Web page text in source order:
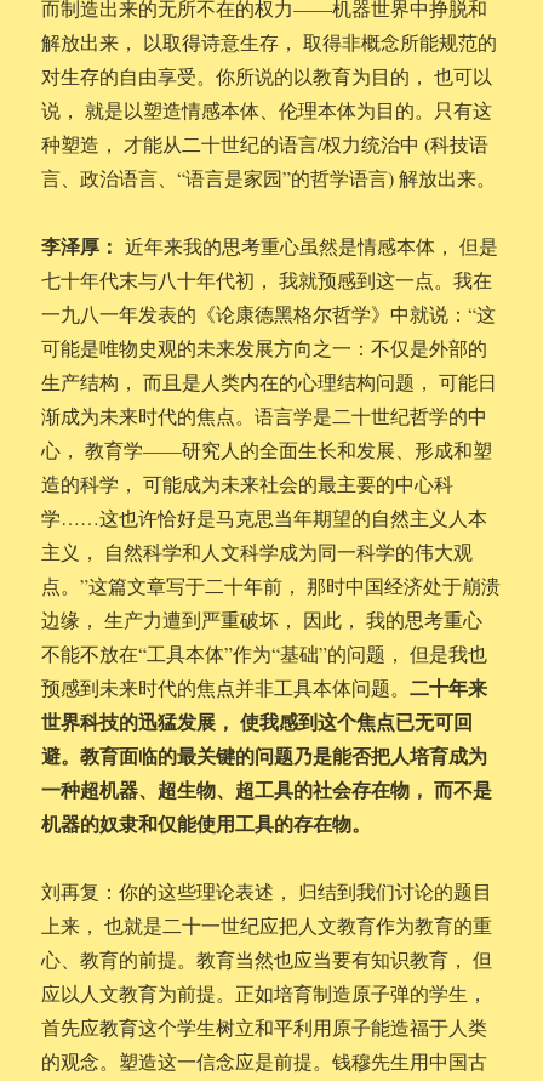
而制造出来的无所不在的权力——机器世界中挣脱和
解放出来， 以取得诗意生存， 取得非概念所能规范的
对生存的自由享受。你所说的以教育为目的， 也可以
说， 就是以塑造情感本体、伦理本体为目的。只有这
种塑造， 才能从二十世纪的语言/权力统治中 (科技语
言、政治语言、“语言是家园”的哲学语言) 解放出来。
李泽厚： 近年来我的思考重心虽然是情感本体， 但是
七十年代末与八十年代初， 我就预感到这一点。我在
一九八一年发表的《论康德黑格尔哲学》中就说：“这
可能是唯物史观的未来发展方向之一：不仅是外部的
生产结构， 而且是人类内在的心理结构问题， 可能日
渐成为未来时代的焦点。语言学是二十世纪哲学的中
心， 教育学——研究人的全面生长和发展、形成和塑
造的科学， 可能成为未来社会的最主要的中心科
学……这也许恰好是马克思当年期望的自然主义人本
主义， 自然科学和人文科学成为同一科学的伟大观
点。”这篇文章写于二十年前， 那时中国经济处于崩溃
边缘， 生产力遭到严重破坏， 因此， 我的思考重心
不能不放在“工具本体”作为“基础”的问题， 但是我也
预感到未来时代的焦点并非工具本体问题。二十年来
世界科技的迅猛发展， 使我感到这个焦点已无可回
避。教育面临的最关键的问题乃是能否把人培育成为
一种超机器、超生物、超工具的社会存在物， 而不是
机器的奴隶和仅能使用工具的存在物。
刘再复：你的这些理论表述， 归结到我们讨论的题目
上来， 也就是二十一世纪应把人文教育作为教育的重
心、教育的前提。教育当然也应当要有知识教育， 但
应以人文教育为前提。正如培育制造原子弹的学生，
首先应教育这个学生树立和平利用原子能造福于人类
的观念。塑造这一信念应是前提。钱穆先生用中国古